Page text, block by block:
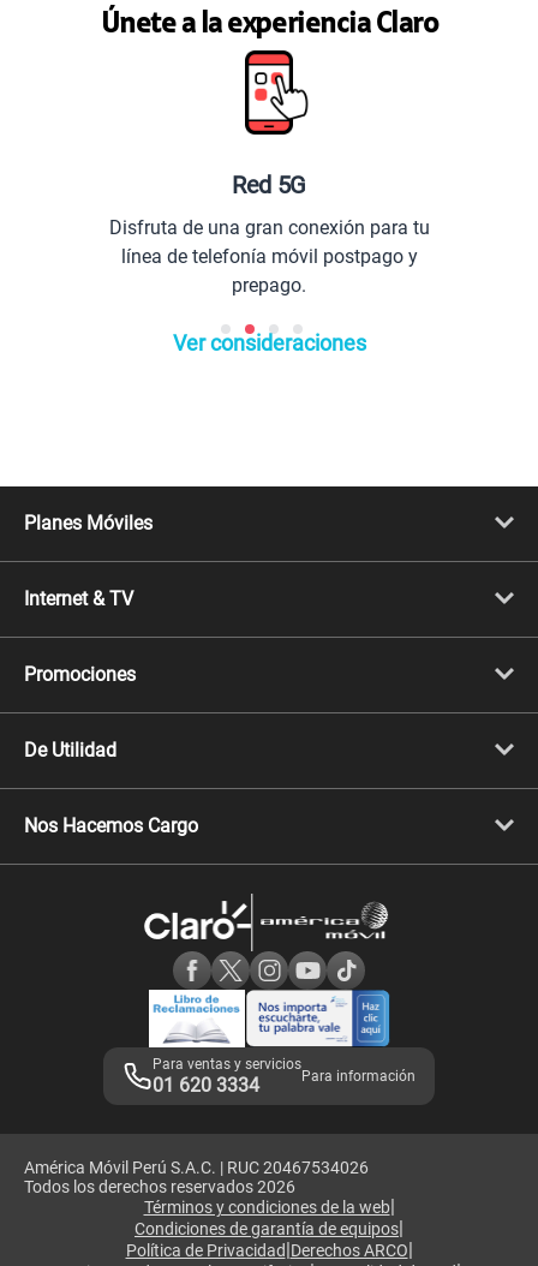
Únete a la experiencia Claro
Red 5G
Disfruta de una gran conexión para tu
línea de telefonía móvil postpago y
prepago.
Ver consideraciones
Planes Móviles
Línea Nueva
Línea Adicional
Migración
Internet & TV
Internet + TV
Mejora tu plan
Promociones
Celulares iPhone
Celulares Samsung
Celulares Motorola
De Utilidad
Llamada por llamada
Comprobantes electrónicos
Consulta de IMEI
Nos Hacemos Cargo
Consulta de reclamos
Adquirientes iPhone 6, 6S y SE
Mensaje de Seguridad
Términos y Condiciones de Tienda Claro
Libro de Reclamaciones
Legales de marketplace
Para ventas y servicios
01 620 3334 Para información
América Móvil Perú S.A.C. | RUC 20467534026
Todos los derechos reservados 2026
Términos y condiciones de la web|
Condiciones de garantía de equipos|
Política de Privacidad|Derechos ARCO|